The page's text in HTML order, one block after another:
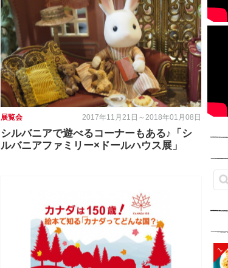
展覧会 2017年11月21日～2018年01月08日
シルバニアで遊べるコーナーもある♪「シ
ルバニアファミリー×ドールハウス展」
1